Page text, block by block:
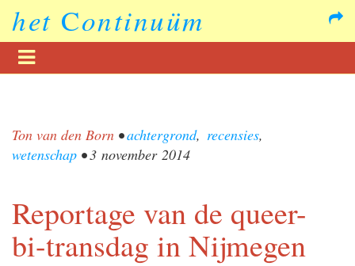
het Continuüm
Ton van den Born •achtergrond, recensies,
wetenschap •3 november 2014
Reportage van de queer-
bi-transdag in Nijmegen